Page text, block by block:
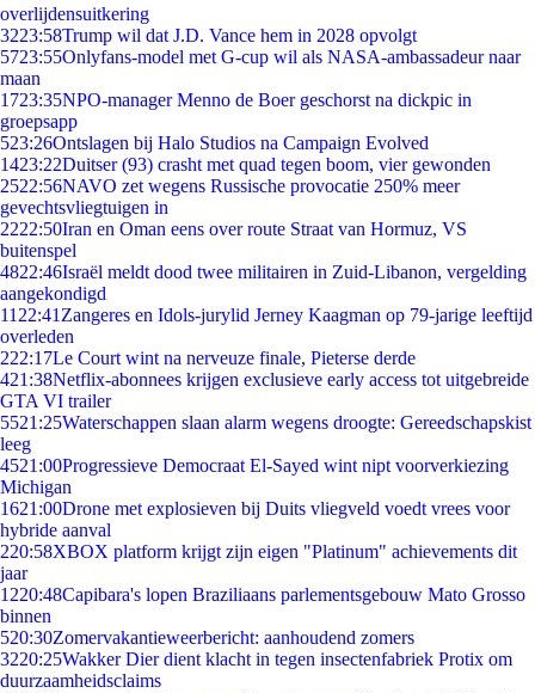
overlijdensuitkering
3223:58Trump wil dat J.D. Vance hem in 2028 opvolgt
5723:55Onlyfans-model met G-cup wil als NASA-ambassadeur naar
maan
1723:35NPO-manager Menno de Boer geschorst na dickpic in
groepsapp
523:26Ontslagen bij Halo Studios na Campaign Evolved
1423:22Duitser (93) crasht met quad tegen boom, vier gewonden
2522:56NAVO zet wegens Russische provocatie 250% meer
gevechtsvliegtuigen in
2222:50Iran en Oman eens over route Straat van Hormuz, VS
buitenspel
4822:46Israël meldt dood twee militairen in Zuid-Libanon, vergelding
aangekondigd
11 22:41 Zangeres en Idols-jurylid Jerney Kaagman op 79-jarige leeftijd
overleden
222:17Le Court wint na nerveuze finale, Pieterse derde
421:38Netflix-abonnees krijgen exclusieve early access tot uitgebreide
GTA VI trailer
5521:25Waterschappen slaan alarm wegens droogte: Gereedschapskist
leeg
4521:00Progressieve Democraat El-Sayed wint nipt voorverkiezing
Michigan
1621:00Drone met explosieven bij Duits vliegveld voedt vrees voor
hybride aanval
220:58XBOX platform krijgt zijn eigen "Platinum" achievements dit
jaar
1220:48Capibara's lopen Braziliaans parlementsgebouw Mato Grosso
binnen
520:30Zomervakantieweerbericht: aanhoudend zomers
3220:25Wakker Dier dient klacht in tegen insectenfabriek Protix om
duurzaamheidsclaims